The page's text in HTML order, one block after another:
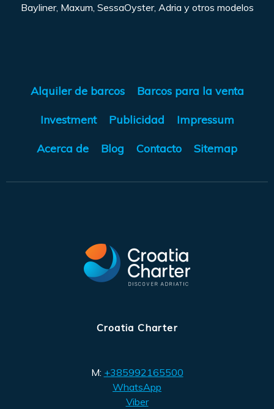
Bayliner, Maxum, SessaOyster, Adria y otros modelos
Alquiler de barcos Barcos para la venta
Investment Publicidad Impressum
Acerca de Blog Contacto Sitemap
Croatia Charter
M: +385992165500
WhatsApp
Viber